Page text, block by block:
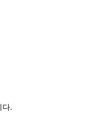
다.